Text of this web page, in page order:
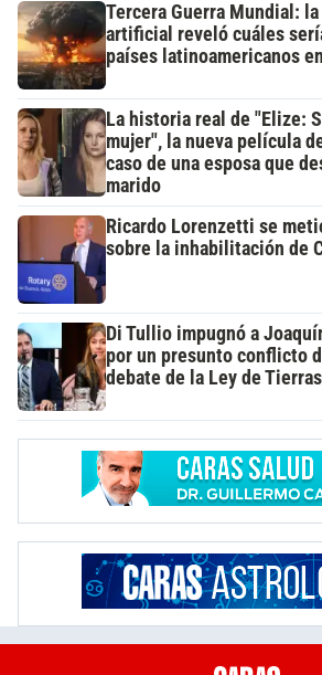
Tercera Guerra Mundial:
artificial reveló cuáles
países latinoamericanos
La historia real de "Elize:
mujer", la nueva película
caso de una esposa que
marido
Ricardo Lorenzetti se
sobre la inhabilitación de
Di Tullio impugnó a
por un presunto conflicto
debate de la Ley de Tierras